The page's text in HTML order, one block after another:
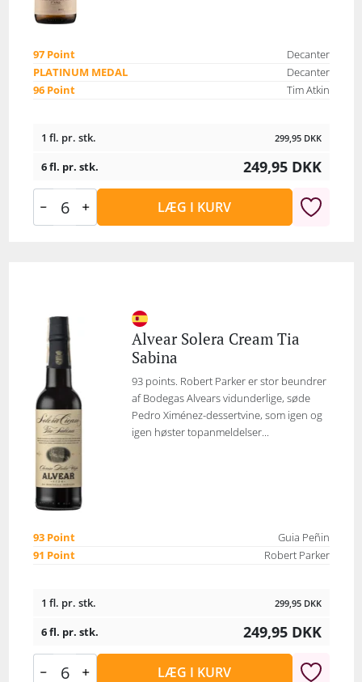
97 Point
Decanter
PLATINUM MEDAL
Decanter
96 Point
Tim Atkin
1 fl. pr. stk. 299,95 DKK
6 fl. pr. stk. 249,95 DKK
LÆG I KURV
Alvear Solera Cream Tia
Sabina
93 points. Robert Parker er stor beundrer
af Bodegas Alvears vidunderlige, søde
Pedro Ximénez-dessertvine, som igen og
igen høster topanmeldelser...
93 Point
Guia Peñin
91 Point
Robert Parker
1 fl. pr. stk. 299,95 DKK
6 fl. pr. stk. 249,95 DKK
LÆG I KURV